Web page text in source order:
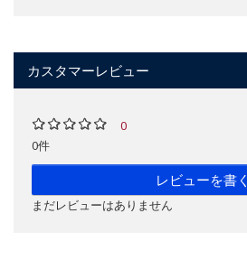
カスタマーレビュー
0
0件
レビューを書く
まだレビューはありません